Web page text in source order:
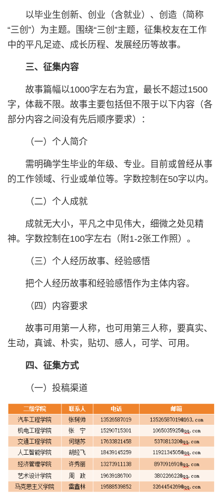
以毕业生创新、创业（含就业）、创造（简称
“三创”）为主题。围绕“三创”主题，征集校友在工作
中的平凡足迹、成长历程、发展经历等故事。
三、征集内容
故事篇幅以1000字左右为宜，最长不超过1500
字，体裁不限。故事主要包括但不限于以下内容（各
部分内容之间没有先后顺序要求）：
（一）个人简介
需明确学生毕业的年级、专业。目前或曾经从事
的工作领域、行业或单位等。字数控制在50字以内。
（二）个人成就
成就无大小，平凡之中见伟大，细微之处见精
神。字数控制在100字左右（附1-2张工作照）。
（三）个人经历故事、经验感悟
把个人经历故事和经验感悟作为主体内容。
（四）内容要求
故事可用第一人称，也可用第三人称，要真实、
生动，真诚、朴实，贴切、感人，可学、可用。
四、征集方式
（一）投稿渠道